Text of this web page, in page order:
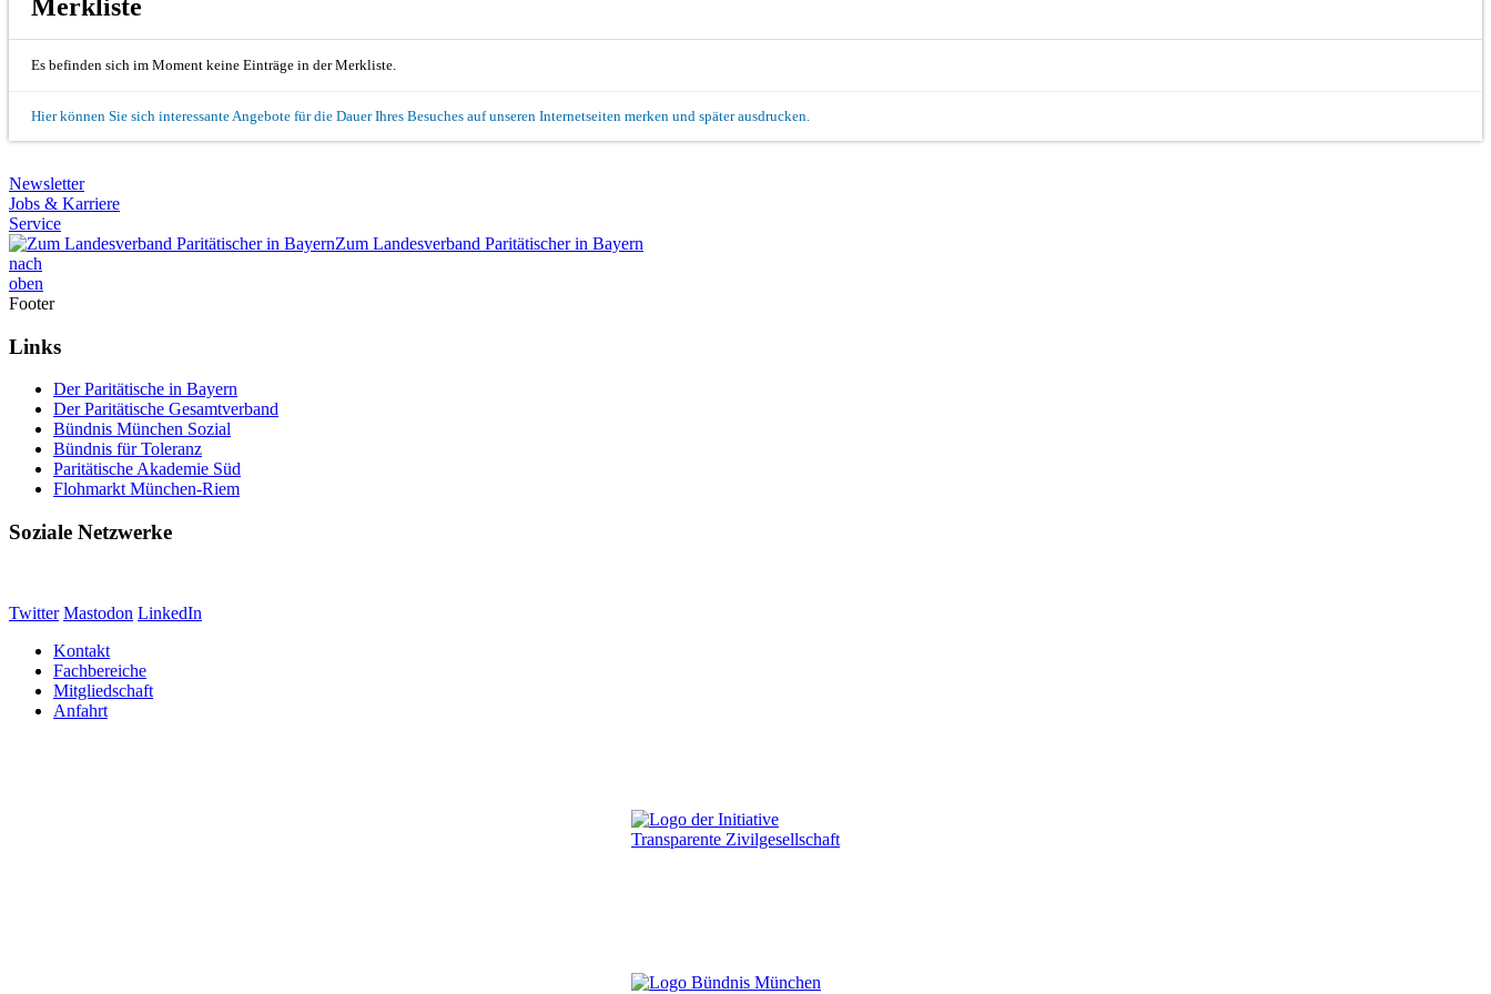
Merkliste
Es befinden sich im Moment keine Einträge in der Merkliste.
Hier können Sie sich interessante Angebote für die Dauer Ihres Besuches auf unseren Internetseiten merken und später ausdrucken.
Newsletter
Jobs & Karriere
Service
Zum Landesverband Paritätischer in Bayern
nach
oben
Footer
Links
Der Paritätische in Bayern
Der Paritätische Gesamtverband
Bündnis München Sozial
Bündnis für Toleranz
Paritätische Akademie Süd
Flohmarkt München-Riem
Soziale Netzwerke
Twitter Mastodon LinkedIn
Kontakt
Fachbereiche
Mitgliedschaft
Anfahrt